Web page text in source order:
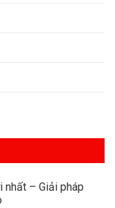
nhất – Giải pháp